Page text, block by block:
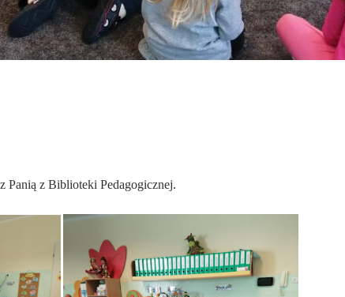
Panią z Biblioteki Pedagogicznej.